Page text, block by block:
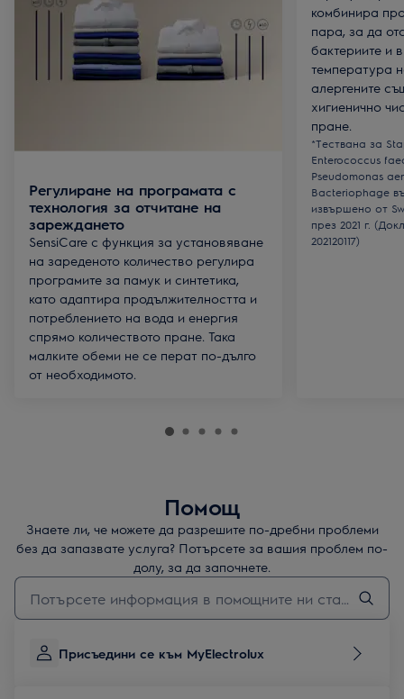
Регулиране на програмата с
технология за отчитане на
зареждането
SensiCare с функция за установяване
на зареденото количество регулира
програмите за памук и синтетика,
като адаптира продължителността и
потреблението на вода и енергия
спрямо количеството пране. Така
малките обеми не се перат по-дълго
от необходимото.
комбинира
пара, за да
бактериите и
температура
алергените
хигиенично
пране.
*Тествана за
Enterococcus
Pseudomonas
Bacteriophage
извършено от
през 2021 г.
202120117)
Помощ
Знаете ли, че можете да разрешите по-дребни проблеми
без да запазвате услуга? Потърсете за вашия проблем по-
долу, за да започнете.
Въведете текст за да потърсите статии за поддръжка
Присъедини се към MyElectrolux